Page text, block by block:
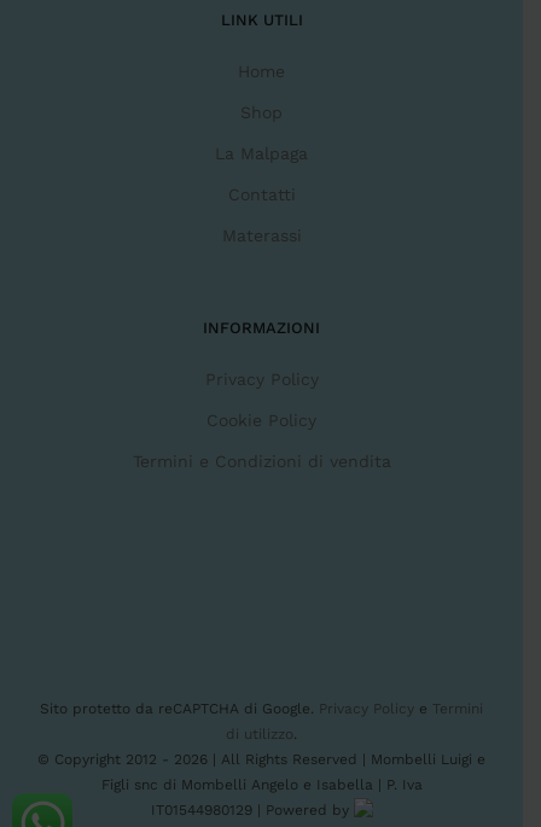
LINK UTILI
Home
Shop
La Malpaga
Contatti
Materassi
INFORMAZIONI
Privacy Policy
Cookie Policy
Termini e Condizioni di vendita
Sito protetto da reCAPTCHA di Google. Privacy Policy e Termini
di utilizzo.
© Copyright 2012 - 2026 | All Rights Reserved | Mombelli Luigi e
Figli snc di Mombelli Angelo e Isabella | P. Iva
IT01544980129 | Powered by